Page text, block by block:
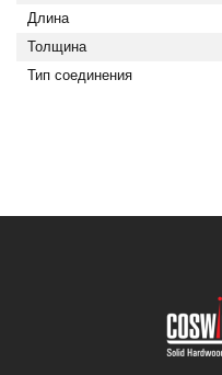
Длина
Толщина
Тип соединения